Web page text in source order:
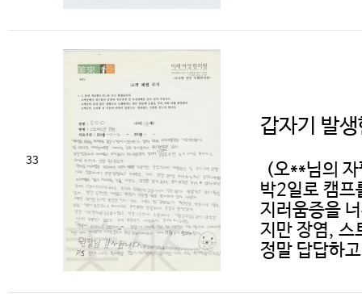
33
갑자기 발
(오**님의
박2일로 캠프
지러움증을
지만 장염, 스
정말 답답하